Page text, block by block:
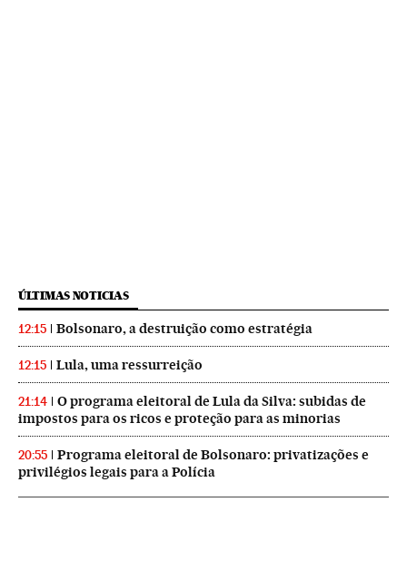
ÚLTIMAS NOTICIAS
12:15 Bolsonaro, a destruição como estratégia
12:15 Lula, uma ressurreição
21:14
O programa eleitoral de Lula da Silva: subidas de
impostos para os ricos e proteção para as minorias
20:55
Programa eleitoral de Bolsonaro: privatizações e
privilégios legais para a Polícia